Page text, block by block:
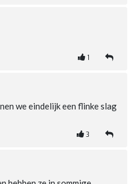
1
we eindelijk een flinke slag
3